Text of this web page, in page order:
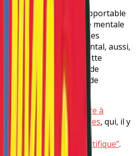
il nous est insupportable
sur la santé mentale
débats et de fausses
un droit fondamental, aussi,
notre ras-le-bol de cette
qui il est impossible de
impossible de
2019,
cherchait encore à
des faux·sses, qui, il y
théories complotistes
soi-disant “scientifique”.